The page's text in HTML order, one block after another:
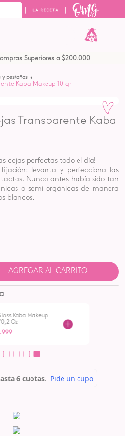
Superiores a $200.000
y pestañas
Kaba Makeup 10 gr
Transparente Kaba
cejas perfectas todo el día!
levanta y perfecciona las
Nunca antes había sido tan
o semi orgánicas de manera
blancos.
AGREGAR AL CARRITO
Kaba Makeup
0,2 Oz
.999